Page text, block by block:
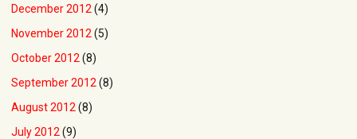
December 2012 (4)
November 2012 (5)
October 2012 (8)
September 2012 (8)
August 2012 (8)
July 2012 (9)